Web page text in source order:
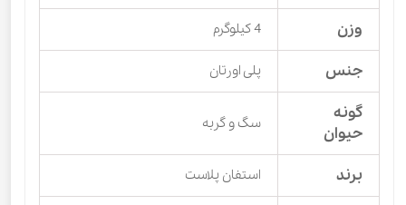
وزن 4 کیلوگرم
جنس پلی اورتان
گونه
حیوان
سگ و گربه
برند استفان‌ پلاست